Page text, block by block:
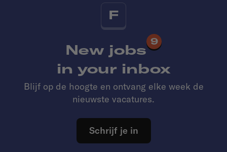
F
New jobs
9
in your inbox
Blijf op de hoogte en ontvang elke week de
nieuwste vacatures.
Schrijf je in